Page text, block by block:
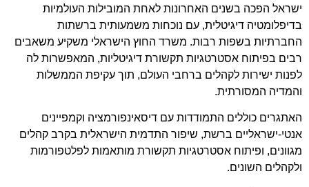
ישראל הפכה בשנים האחרונות לאחת המובילות העולמיות
בדיפלומטיה דיגיטלית, עם נוכחות משמעותית ברשתות
החברתיות בשפות רבות. משרד החוץ הישראלי משקיע משאבים
רבים בפיתוח אסטרטגיות תקשורת דיגיטליות, המאפשרות לה
לפנות ישירות לקהלים ברחבי העולם, תוך עקיפת הממשלות
והמדיה המסורתית.
האתגרים כוללים התמודדות עם דיסאינפורמציה וקמפיינים
אנטי-ישראליים ברשת, שיפור התדמית הישראלית בקרב קהלים
מגוונים, ופיתוח אסטרטגיות תקשורת מותאמות לפלטפורמות
ולקהלים השונים.